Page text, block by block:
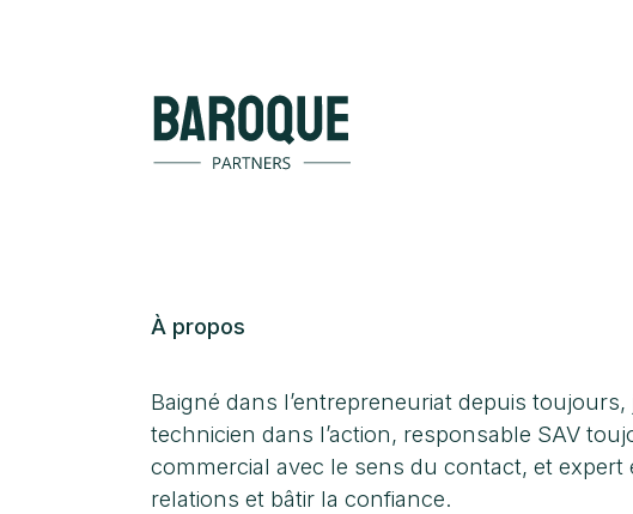
À propos
Baigné dans l’entrepreneuriat depuis toujours,
technicien dans l’action, responsable SAV
commercial avec le sens du contact, et
relations et bâtir la confiance.